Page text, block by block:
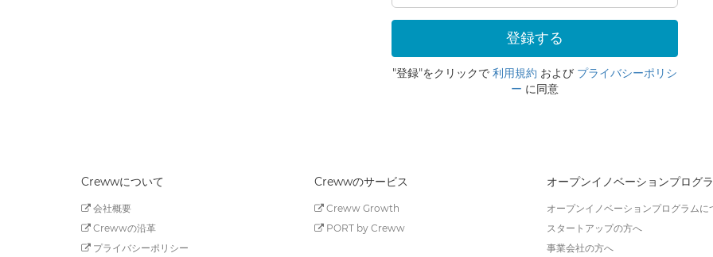
"登録"をクリックで 利用規約 および プライバシーポリシ
ー に同意
Crewwについて
会社概要
Crewwの沿革
プライバシーポリシー
Crewwのサービス
Creww Growth
PORT by Creww
オープンイノベーションプログ
オープンイノベーションプログラムに
スタートアップの方へ
事業会社の方へ